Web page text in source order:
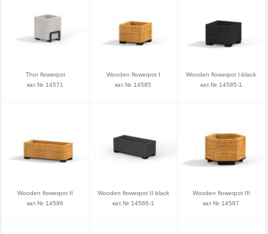
Thor flowerpot
кат.№ 14571
Wooden flowerpot I
кат.№ 14585
Wooden flowerpot I-black
кат.№ 14585-1
Wooden flowerpot II
кат.№ 14586
Wooden flowerpot II black
кат.№ 14586-1
Wooden flowerpot III
кат.№ 14587